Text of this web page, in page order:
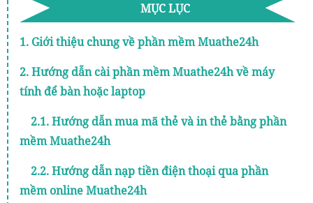
MỤC LỤC
1. Giới thiệu chung về phần mềm Muathe24h
2. Hướng dẫn cài phần mềm Muathe24h về máy
tính để bàn hoặc laptop
2.1. Hướng dẫn mua mã thẻ và in thẻ bằng phần
mềm Muathe24h
2.2. Hướng dẫn nạp tiền điện thoại qua phần
mềm online Muathe24h